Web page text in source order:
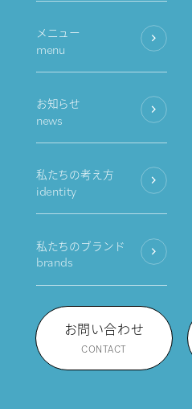
メニュー
menu
お知らせ
news
私たちの考え方
identity
私たちのブランド
brands
お問い合わせ
CONTACT